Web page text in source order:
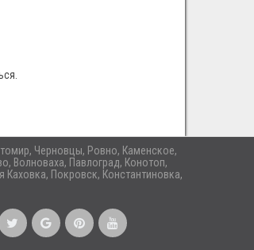
Черновцы, Ровно, Каменское,
Волноваха, Павлоград, Конотоп,
Покровск, Константиновка,